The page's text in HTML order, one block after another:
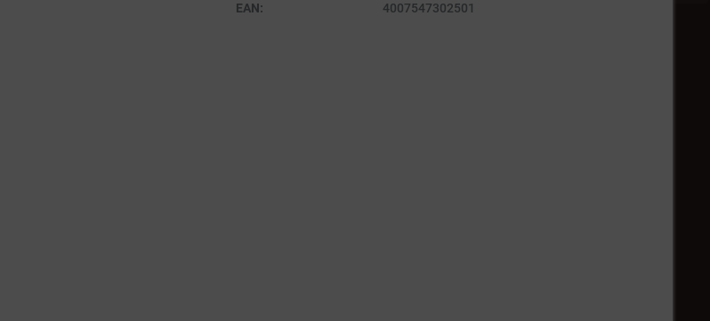
EAN:
4007547302501